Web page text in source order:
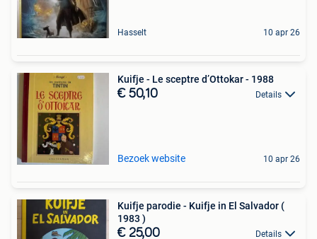
Hasselt 10 apr 26
Kuifje - Le sceptre d’Ottokar - 1988
€ 50,10 Details
Bezoek website 10 apr 26
Kuifje parodie - Kuifje in El Salvador (
1983 )
€ 25,00 Details